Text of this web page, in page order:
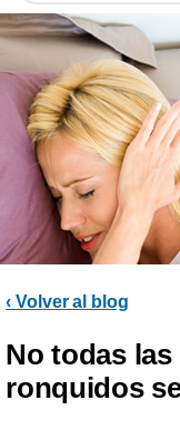
‹ Volver al blog
No todas
ronquidos